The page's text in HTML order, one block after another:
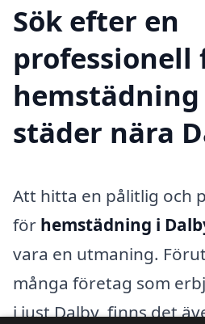
Sök efter en
professionell
städer nära
Att hitta en pålitlig och
för hemstädning i
vara en utmaning.
många företag som
i just Dalby, finns det